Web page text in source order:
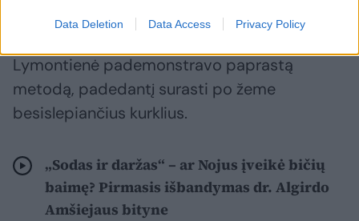
Data Deletion Data Access Privacy Policy
Lymontienė pademonstravo paprastą
metodą, padedantį surasti po žeme
besislepiančius kurklius.
„Sodas ir daržas“ – ar Nojus įveikė bičių
baimę? Pirmasis išbandymas dr. Algirdo
Amšiejaus bityne